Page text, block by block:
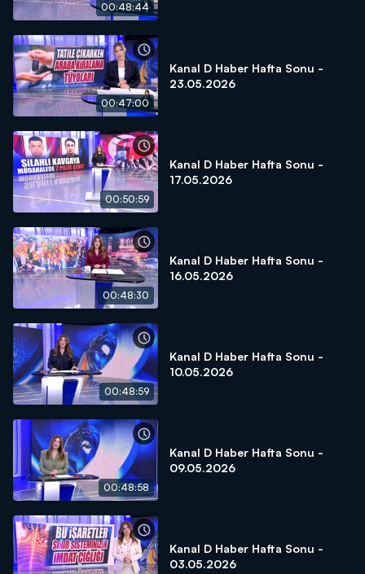
00:48:44
00:47:00
Kanal D Haber Hafta Sonu -
23.05.2026
00:50:59
Kanal D Haber Hafta Sonu -
17.05.2026
00:48:30
Kanal D Haber Hafta Sonu -
16.05.2026
00:48:59
Kanal D Haber Hafta Sonu -
10.05.2026
00:48:58
Kanal D Haber Hafta Sonu -
09.05.2026
Kanal D Haber Hafta Sonu -
03.05.2026